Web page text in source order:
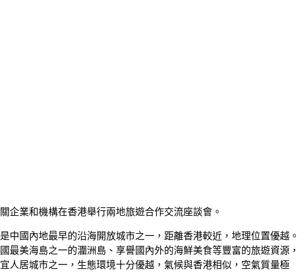
企業和機構在香港舉行兩地旅遊合作交流座談會。
國內地最早的沿海開放城市之一，距離香港較近，地理位置優越。
美海島之一的潿洲島、享譽國內外的海鮮美食等豐富的旅遊資源，
人居城市之一，生態環境十分優越，氣候與香港相似，空氣質量極